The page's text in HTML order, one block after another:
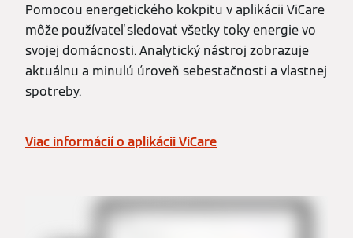
Pomocou energetického kokpitu v aplikácii ViCare
môže používateľ sledovať všetky toky energie vo
svojej domácnosti. Analytický nástroj zobrazuje
aktuálnu a minulú úroveň sebestačnosti a vlastnej
spotreby.
Viac informácií o aplikácii ViCare